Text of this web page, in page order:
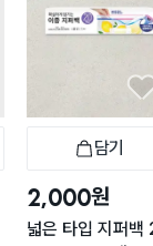
담기
2,000원
넓은 타입 지퍼백